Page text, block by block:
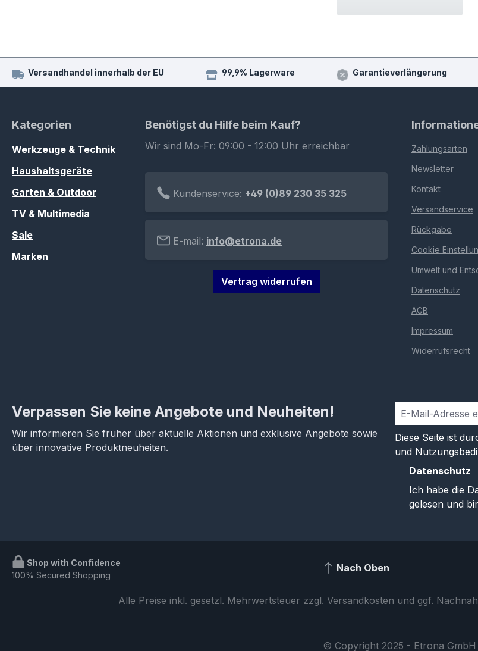
Versandhandel innerhalb der EU 99,9% Lagerware Garantieverlängerung
Kategorien
Werkzeuge & Technik
Haushaltsgeräte
Garten & Outdoor
TV & Multimedia
Sale
Marken
Benötigst du Hilfe beim Kauf?
Wir sind Mo-Fr: 09:00 - 12:00 Uhr erreichbar
Kundenservice: +49 (0)89 230 35 325
E-mail: info@etrona.de
Vertrag widerrufen
Zahlungsarten
Newsletter
Kontakt
Versandservice
Rückgabe
Cookie
Umwelt und
Datenschutz
AGB
Impressum
Widerrufsrecht
Verpassen Sie keine Angebote und Neuheiten!
Wir informieren Sie früher über aktuelle Aktionen und exklusive Angebote sowie
über innovative Produktneuheiten.
Diese Seite ist
und
Datenschutz
Ich habe die
gelesen und
Shop with Confidence
100% Secured Shopping
Nach Oben
Alle Preise inkl. gesetzl. Mehrwertsteuer zzgl. Versandkosten und ggf.
© Copyright 2025 - Etrona GmbH